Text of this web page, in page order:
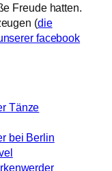
Freude hatten.
(die
facebook